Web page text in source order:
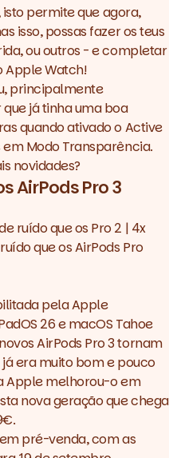
permite que agora,
isso, possas fazer os teus
ou outros - e completar
Apple Watch!
principalmente
já tinha uma boa
quando ativado o Active
Modo Transparência.
novidades?
AirPods Pro 3
ruído que os Pro 2 | 4x
que os AirPods Pro
pela Apple
26 e macOS Tahoe
AirPods Pro 3 tornam
era muito bom e pouco
Apple melhorou-o em
nova geração que chega
pré-venda, com as